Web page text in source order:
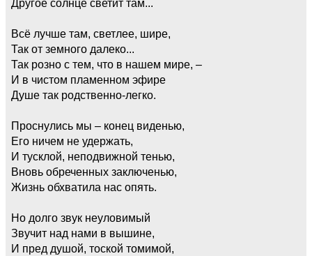
Другое солнце светит там...
Всё лучше там, светлее, шире,
Так от земного далеко...
Так розно с тем, что в нашем мире, –
И в чистом пламенном эфире
Душе так родственно-легко.
Проснулись мы – конец виденью,
Его ничем не удержать,
И тусклой, неподвижной тенью,
Вновь обреченных заключенью,
Жизнь обхватила нас опять.
Но долго звук неуловимый
Звучит над нами в вышине,
И пред душой, тоской томимой,